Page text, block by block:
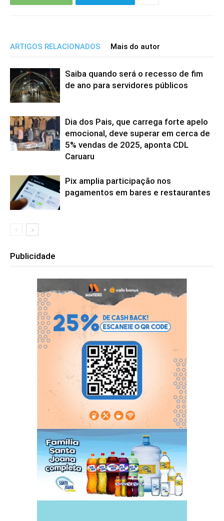
ARTIGOS RELACIONADOS Mais do autor
Saiba quando será o recesso de fim
de ano para servidores públicos
Dia dos Pais, que carrega forte apelo
emocional, deve superar em cerca de
5% vendas de 2025, aponta CDL
Caruaru
Pix amplia participação nos
pagamentos em bares e restaurantes
Publicidade